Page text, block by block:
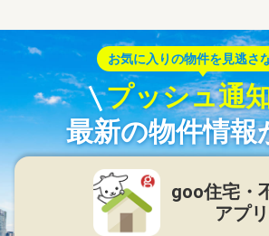
お気に入りの物件を見逃さ
プッシュ通
最新の物件情報
goo住宅・
アプリ